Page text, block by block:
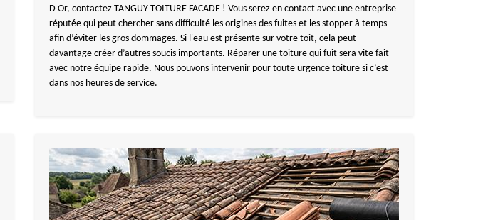
D Or, contactez TANGUY TOITURE FACADE ! Vous serez en contact avec une entreprise
réputée qui peut chercher sans difficulté les origines des fuites et les stopper à temps
afin d’éviter les gros dommages. Si l'eau est présente sur votre toit, cela peut
davantage créer d’autres soucis importants. Réparer une toiture qui fuit sera vite fait
avec notre équipe rapide. Nous pouvons intervenir pour toute urgence toiture si c’est
dans nos heures de service.